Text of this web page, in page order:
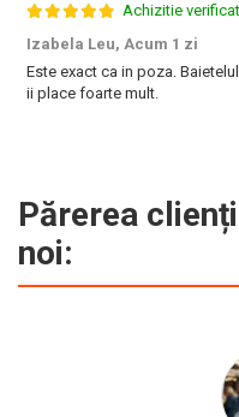
Achizitie
Izabela Leu, Acum 1 zi
Este exact ca in poza.
ii place foarte mult.
Părerea
noi: